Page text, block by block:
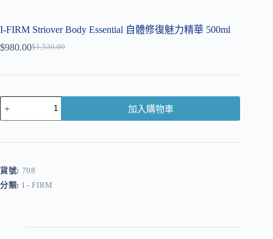
I-FIRM Striover Body Essential 自體修復魅力精華 500ml
$1,530.00
$980.00
加入購物車
r
n
a
貨號: 708
分類: I - FIRM